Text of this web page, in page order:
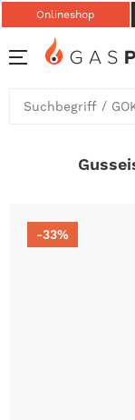
Onlineshop
-33%